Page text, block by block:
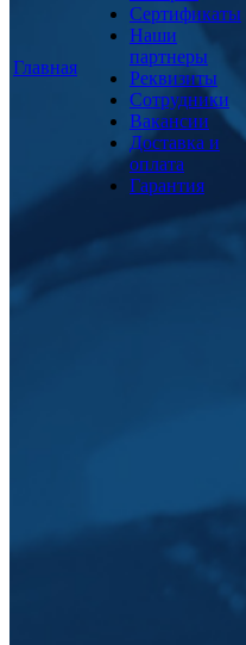
Главная
Сертификаты
Наши
партнеры
Реквизиты
Сотрудники
Вакансии
Доставка и
оплата
Гарантия